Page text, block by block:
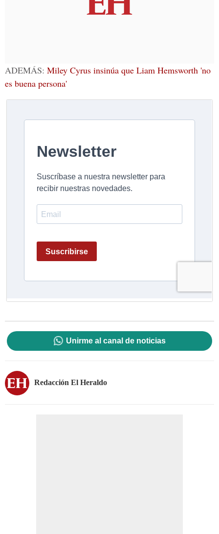
ADEMÁS: Miley Cyrus insinúa que Liam Hemsworth 'no
es buena persona'
Unirme al canal de noticias
Redacción El Heraldo